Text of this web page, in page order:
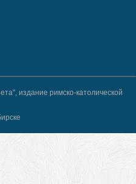
издание римско-католической